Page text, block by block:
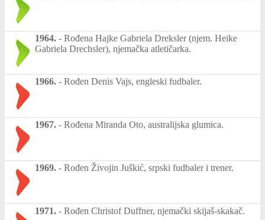
1964. - Rođena Hajke Gabriela Dreksler (njem. Heike
Gabriela Drechsler), njemačka atletičarka.
1966. - Rođen Denis Vajs, engleski fudbaler.
1967. - Rođena Miranda Oto, australijska glumica.
1969. - Rođen Živojin Juškić, srpski fudbaler i trener.
1971. - Rođen Christof Duffner, njemački skijaš-skakač.